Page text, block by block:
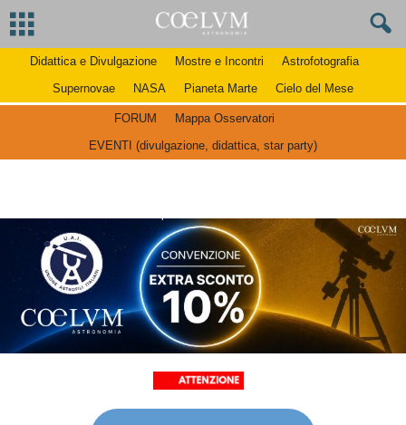
Didattica e Divulgazione Mostre e Incontri
Astrofotografia
Supernovae
NASA Pianeta Marte Cielo del Mese
FORUM
Mappa Osservatori
EVENTI (divulgazione, didattica, star party)